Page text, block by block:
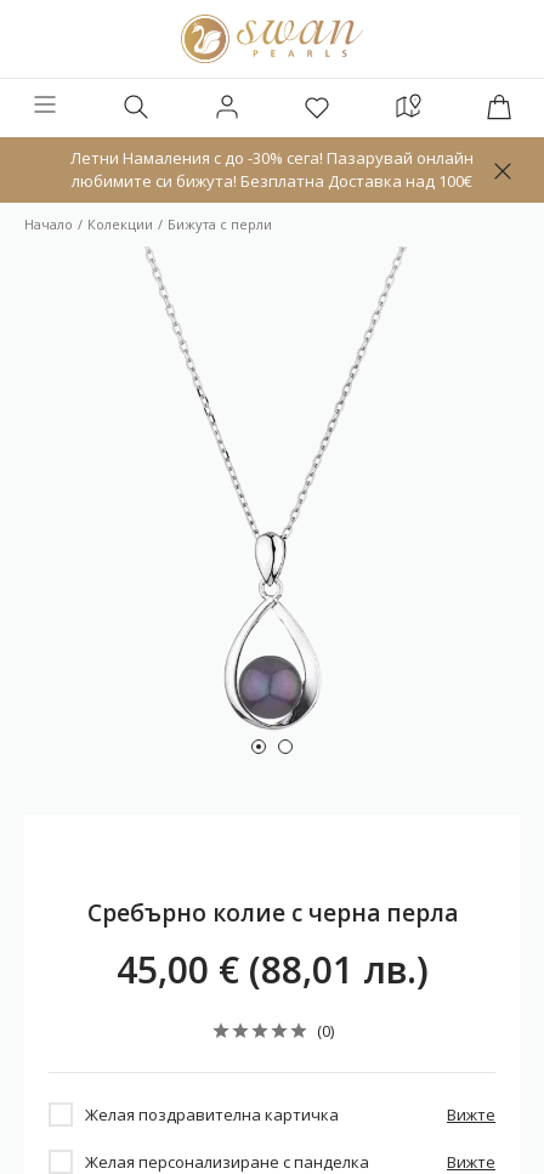
Летни Намаления с до -30% сега! Пазарувай онлайн
любимите си бижута! Безплатна Доставка над 100€
Начало Колекции Бижута с перли
Сребърно колие с черна перла
45,00 € (88,01 лв.)
(0)
Желая поздравителна картичка Вижте
Желая персонализиране с панделка Вижте